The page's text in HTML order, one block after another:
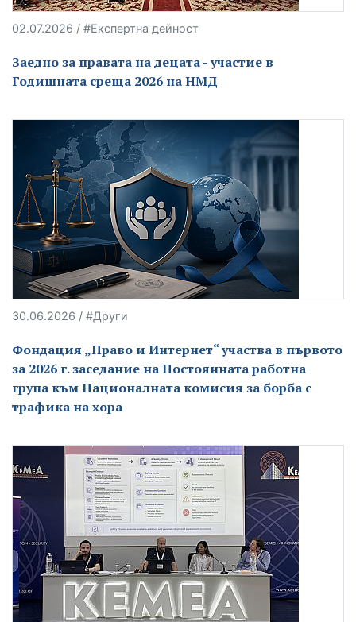
02.07.2026 / #Експертна дейност
Заедно за правата на децата - участие в
Годишната среща 2026 на НМД
30.06.2026 / #Други
Фондация „Право и Интернет“ участва в първото
за 2026 г. заседание на Постоянната работна
група към Националната комисия за борба с
трафика на хора